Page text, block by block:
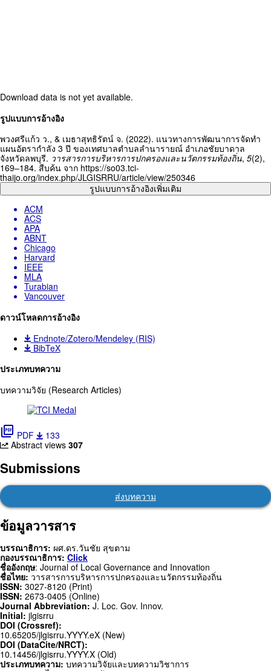
Download data is not yet available.
Article
Details
รูปแบบการอ้างอิง
พวงศรีแก้ว ว., & เมธาสุทธิรัตน์ จ. (2022). แนวทางการพัฒนาการจัดทำ
แผนอัตรากำลัง 3 ปี ของเทศบาลตำบลลำนารายณ์ อำเภอชัยบาดาล
จังหวัดลพบุรี. วารสารการบริหารการปกครองและนวัตกรรมท้องถิ่น, 5(2),
169–184. สืบค้น จาก https://so03.tci-
thaijo.org/index.php/JLGISRRU/article/view/250346
รูปแบบการอ้างอิงเพิ่มเติม
ACM
ACS
APA
ABNT
Chicago
Harvard
IEEE
MLA
Turabian
Vancouver
ดาวน์โหลดการอ้างอิง
Endnote/Zotero/Mendeley (RIS)
BibTeX
ประเภทบทความ
บทความวิจัย (Research Articles)
picture_as_pdf PDF
133
Abstract views 307
Submissions
ส่งบทความ
ข้อมูลวารสาร
บรรณาธิการ: ผศ.ดร.วันชัย สุขตาม
กองบรรณาธิการ: Click
ชื่ออังกฤษ: Journal of Local Governance and Innovation
ชื่อไทย: วารสารการบริหารการปกครองและนวัตกรรมท้องถิ่น
ISSN: 3027-8120 (Print)
ISSN: 2673-0405 (Online)
Journal Abbreviation: J. Loc. Gov. Innov.
Initial: jlgisrru
DOI (Crossref):
10.65205/jlgisrru.YYYY.eX (New)
DOI (DataCite/NRCT):
10.14456/jlgisrru.YYYY.X (Old)
ประเภทบทความ: บทความวิจัยและบทความวิชาการ